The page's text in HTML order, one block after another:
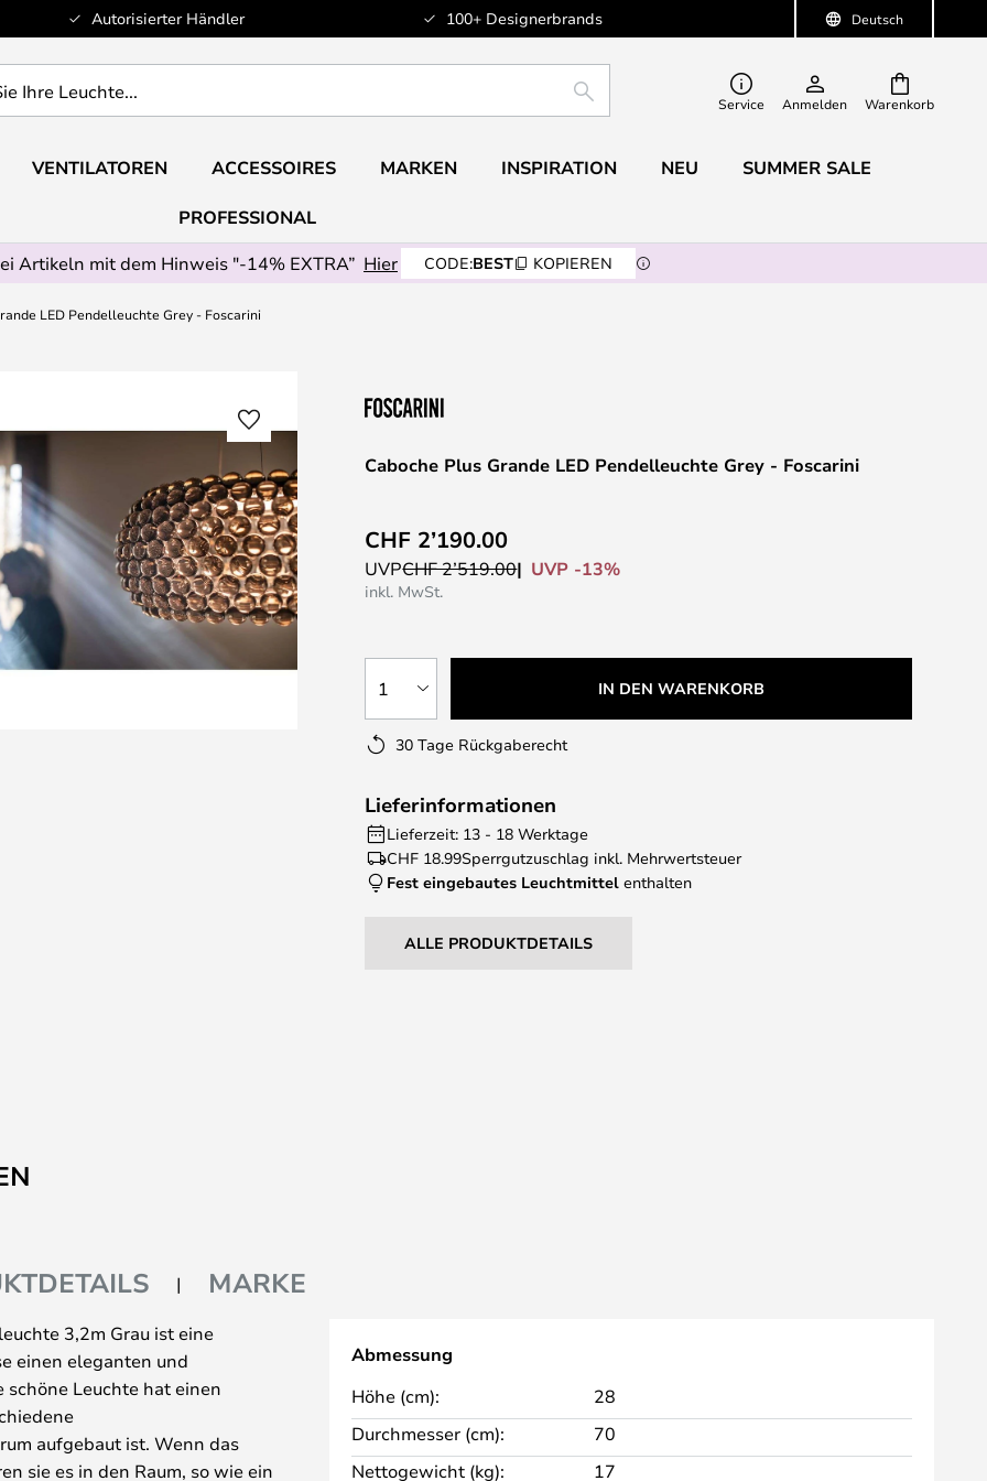
Deutsch
Autorisierter Händler 100+ Designerbrands
Warenkorb
SUCHE Service Anmelden
VENTILATOREN ACCESSOIRES MARKEN INSPIRATION NEU SUMMER SALE
PROFESSIONAL
Artikeln mit dem Hinweis "-14% EXTRA” Hier CODE:BEST KOPIEREN
LED Pendelleuchte Grey - Foscarini
Caboche Plus Grande LED Pendelleuchte Grey - Foscarini
CHF 2’190.00
UVPCHF 2’519.00 UVP -13%
inkl. MwSt.
1 IN DEN WARENKORB
30 Tage Rückgaberecht
Lieferinformationen
Lieferzeit: 13 - 18 Werktage
CHF 18.99Sperrgutzuschlag inkl. Mehrwertsteuer
Fest eingebautes Leuchtmittel enthalten
ALLE PRODUKTDETAILS
MARKE
3,2m Grau ist eine
einen eleganten und
Leuchte hat einen
aufgebaut ist. Wenn das
sie es in den Raum, so wie ein
Abmessung
Höhe (cm):
28
Durchmesser (cm):
70
Nettogewicht (kg):
17